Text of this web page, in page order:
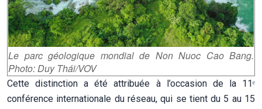
Le parc géologique mondial de Non Nuoc Cao Bang.
Photo: Duy Thái/VOV
Cette distinction a été attribuée à l’occasion de la 11ᵉ
conférence internationale du réseau, qui se tient du 5 au 15